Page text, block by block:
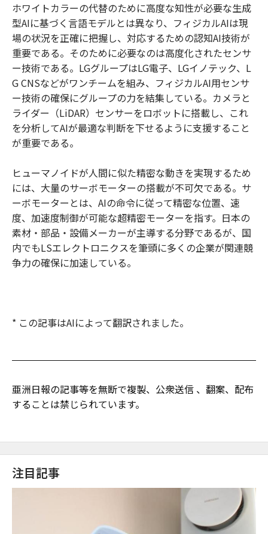
ホワイトカラーの代替のために高度な知性が必要な生成
型AIに基づく言語モデルとは異なり、フィジカルAIは現
場の状況を正確に把握し、対応するための認知AI技術が
重要である。そのために必要なのは高度化されたセンサ
ー技術である。LGグループはLG電子、LGイノテック、L
G CNSなどがワンチームを組み、フィジカルAI用センサ
ー技術の確保にグループの力を結集している。カメラと
ライダー（LiDAR）センサーをロボットに搭載し、これ
を分析してAIが最適な判断を下せるように支援すること
が重要である。
ヒューマノイドが人間に似た精密な動きを実現するため
には、大量のサーボモーターの搭載が不可欠である。サ
ーボモーターとは、AIの命令に従って精密な位置、速
度、加速度制御が可能な超精密モーターを指す。日本の
素材・部品・設備メーカーが主導する分野であるが、国
内でもLSエレクトロニクスを筆頭に多くの企業が関連競
争力の確保に加速している。
* この記事はAIによって翻訳されました。
亜洲日報の記事等を無断で複製、公衆送信 、翻案、配布
することは禁じられています。
注目記事